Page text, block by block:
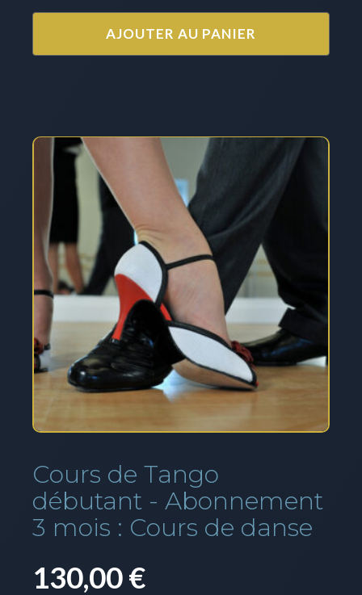
AJOUTER AU PANIER
Cours de Tango
débutant - Abonnement
3 mois : Cours de danse
130,00€